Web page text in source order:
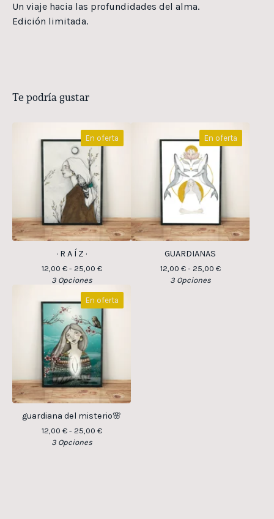
Un viaje hacia las profundidades del alma.
Edición limitada.
Te podría gustar
En oferta
· R A Í Z ·
12,00 €- 25,00 €
3 Opciones
En oferta
GUARDIANAS
12,00 €- 25,00 €
3 Opciones
En oferta
guardiana del misterio🌸
12,00 €- 25,00 €
3 Opciones